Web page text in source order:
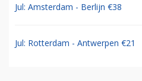
Jul: Amsterdam - Berlijn €38
Jul: Rotterdam - Antwerpen €21